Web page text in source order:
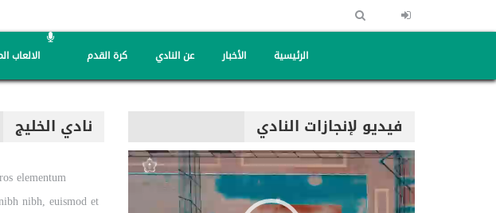
الرئيسية الأخبار عن النادي كرة القدم الالعاب
نادي الخليج
elementum
nibh, euismod et
فيديو لإنجازات النادي
مشغل
الفيديو